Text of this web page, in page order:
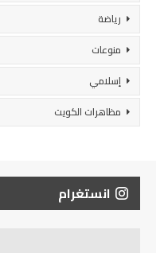
رياضة
منوعات
إسلامي
مظاهرات الكويت
انستغرام